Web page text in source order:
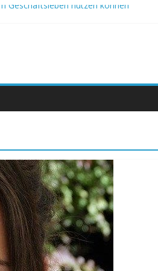
Geschäftsleben nutzen können
helfen kann